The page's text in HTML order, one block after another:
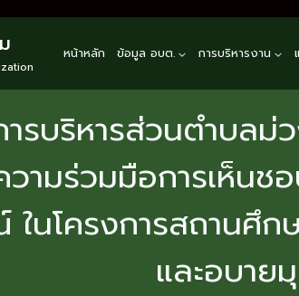
หน้าหลัก ข้อมูล อบต. การบริหารงาน
รบริหารส่วนตำบล
ามร่วมมือการเห็นช
ในโครงการสถานศึ
และอบาย